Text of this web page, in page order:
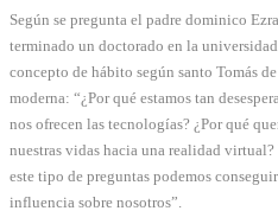
Según se pregunta el padre dominico
terminado un doctorado en la
concepto de hábito según santo Tomás
moderna: “¿Por qué estamos tan
nos ofrecen las tecnologías? ¿Por qué
nuestras vidas hacia una realidad
este tipo de preguntas podemos
influencia sobre nosotros”.